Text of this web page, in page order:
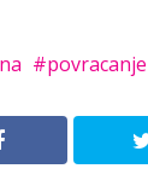
povracanje